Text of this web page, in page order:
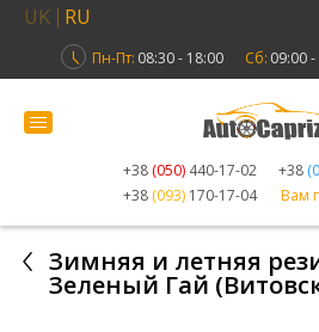
UK RU
Пн-Пт: 08:30 - 18:00 Сб: 09:00
+38 (050) 440-17-02 +38
+38 (093) 170-17-04 Вам
Зимняя и летняя
Зеленый Гай